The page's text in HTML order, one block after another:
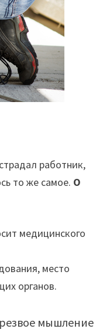
работник,
то же самое. О
медицинского
место
органов.
мышление